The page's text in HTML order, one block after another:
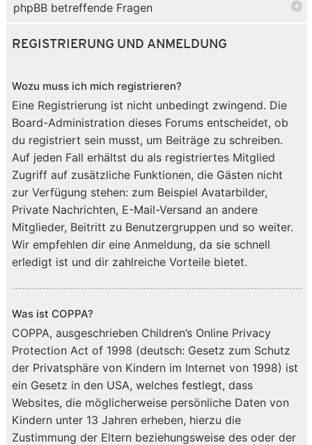
phpBB betreffende Fragen
REGISTRIERUNG UND ANMELDUNG
Wozu muss ich mich registrieren?
Eine Registrierung ist nicht unbedingt zwingend. Die
Board-Administration dieses Forums entscheidet, ob
du registriert sein musst, um Beiträge zu schreiben.
Auf jeden Fall erhältst du als registriertes Mitglied
Zugriff auf zusätzliche Funktionen, die Gästen nicht
zur Verfügung stehen: zum Beispiel Avatarbilder,
Private Nachrichten, E-Mail-Versand an andere
Mitglieder, Beitritt zu Benutzergruppen und so weiter.
Wir empfehlen dir eine Anmeldung, da sie schnell
erledigt ist und dir zahlreiche Vorteile bietet.
Was ist COPPA?
COPPA, ausgeschrieben Children’s Online Privacy
Protection Act of 1998 (deutsch: Gesetz zum Schutz
der Privatsphäre von Kindern im Internet von 1998) ist
ein Gesetz in den USA, welches festlegt, dass
Websites, die möglicherweise persönliche Daten von
Kindern unter 13 Jahren erheben, hierzu die
Zustimmung der Eltern beziehungsweise des oder der